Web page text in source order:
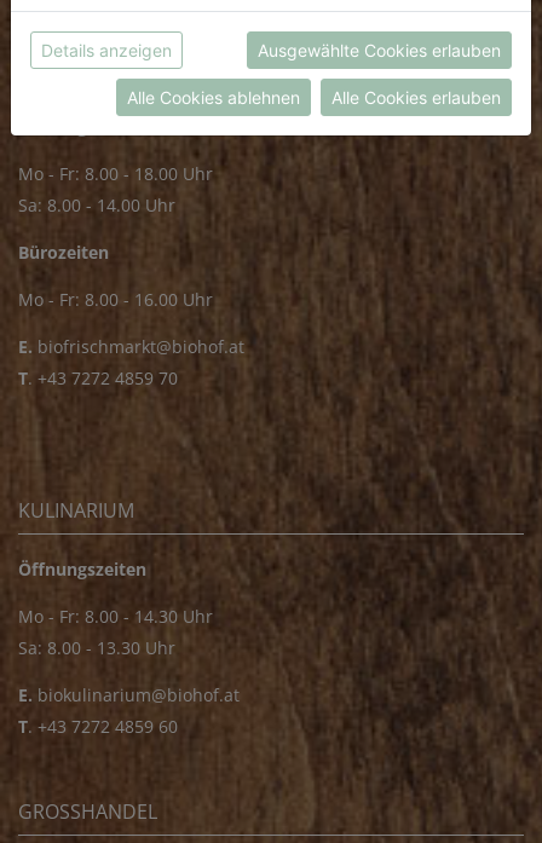
FRISCHMARKT
Mo - Fr: 8.00 - 18.00 Uhr
Sa: 8.00 - 14.00 Uhr
Bürozeiten
Mo - Fr: 8.00 - 16.00 Uhr
E. biofrischmarkt@biohof.at
T. +43 7272 4859 70
KULINARIUM
Öffnungszeiten
Mo - Fr: 8.00 - 14.30 Uhr
Sa: 8.00 - 13.30 Uhr
E. biokulinarium@biohof.at
T. +43 7272 4859 60
GROSSHANDEL
möchtest.
Weitere Informationen findest du in unserer
Datenschutzerklärung
bzw. imImpressum
Details anzeigen Ausgewählte Cookies erlauben
Alle Cookies ablehnen Alle Cookies erlauben